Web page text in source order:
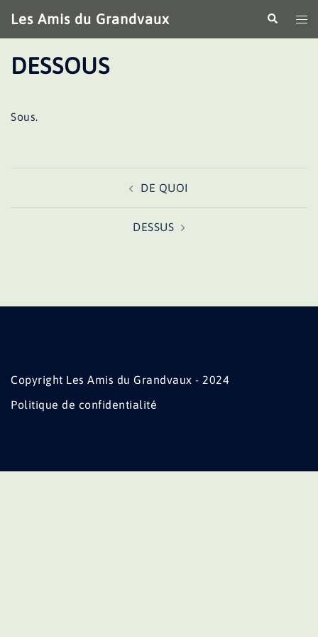
au
contenu
Les Amis du Grandvaux
le
DESSOUS
Sous.
DE QUOI
DESSUS
Copyright Les Amis du Grandvaux - 2024
Politique de confidentialité